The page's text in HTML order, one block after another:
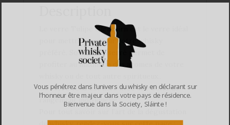
Le verre Tulipe Glencairn est le verre idéal
pour mettre en valeur votre whisky
préféré. Son col resserré permet de
profiter au maximum des aromes de votre
Ce verre vous est livré avec une boite de
rangement individuelle.
Vous pénétrez dans l’univers du whisky en déclarant sur
l’honneur être majeur dans votre pays de résidence.
Bienvenue dans la Society, Sláinte !